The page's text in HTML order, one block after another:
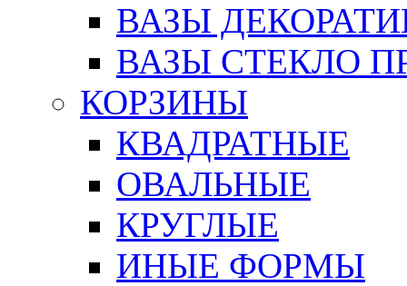
ВАЗЫ
ВАЗЫ СТЕКЛО
КОРЗИНЫ
КВАДРАТНЫЕ
ОВАЛЬНЫЕ
КРУГЛЫЕ
ИНЫЕ ФОРМЫ